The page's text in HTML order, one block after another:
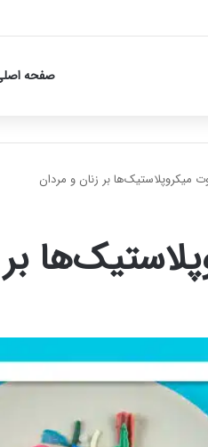
صفحه
میکروپلاستیک‌ها بر زنان و مردان